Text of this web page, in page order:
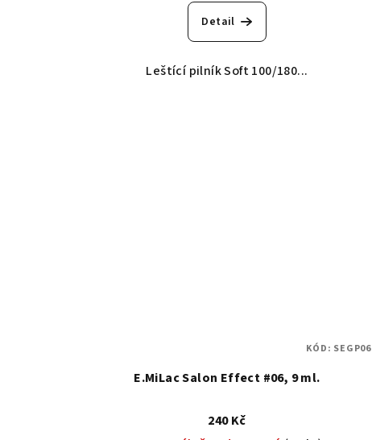
hodnocení
produktu
je
5,0
Detail
Leštící pilník Soft 100/180...
E.MiLac Salon Effect #06, 9 ml.
240 Kč
KÓD: SEGP06